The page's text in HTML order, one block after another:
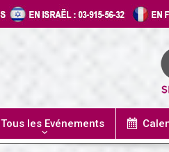
Tous les Evénements